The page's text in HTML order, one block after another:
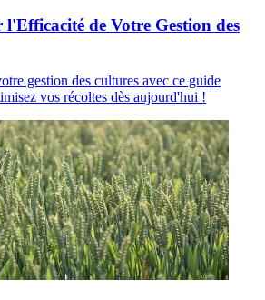
de Votre Gestion des
gestion des cultures avec ce guide
vos récoltes dès aujourd'hui !